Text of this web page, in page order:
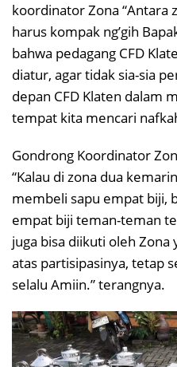
koordinator Zona “Antara
harus kompak ng’gih
bahwa pedagang CFD
diatur, agar tidak sia-sia
depan CFD Klaten dalam
tempat kita mencari
Gondrong Koordinator
“Kalau di zona dua
membeli sapu empat biji,
empat biji teman-teman
juga bisa diikuti oleh Zona
atas partisipasinya, tetap
selalu Amiin.” terangnya.